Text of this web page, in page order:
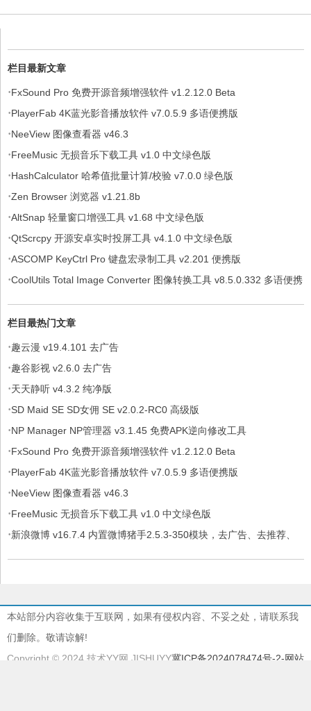
栏目最新文章
·FxSound Pro 免费开源音频增强软件 v1.2.12.0 Beta
·PlayerFab 4K蓝光影音播放软件 v7.0.5.9 多语便携版
·NeeView 图像查看器 v46.3
·FreeMusic 无损音乐下载工具 v1.0 中文绿色版
·HashCalculator 哈希值批量计算/校验 v7.0.0 绿色版
·Zen Browser 浏览器 v1.21.8b
·AltSnap 轻量窗口增强工具 v1.68 中文绿色版
·QtScrcpy 开源安卓实时投屏工具 v4.1.0 中文绿色版
·ASCOMP KeyCtrl Pro 键盘宏录制工具 v2.201 便携版
·CoolUtils Total Image Converter 图像转换工具 v8.5.0.332 多语便携
栏目最热门文章
·趣云漫 v19.4.101 去广告
·趣谷影视 v2.6.0 去广告
·天天静听 v4.3.2 纯净版
·SD Maid SE SD女佣 SE v2.0.2-RC0 高级版
·NP Manager NP管理器 v3.1.45 免费APK逆向修改工具
·FxSound Pro 免费开源音频增强软件 v1.2.12.0 Beta
·PlayerFab 4K蓝光影音播放软件 v7.0.5.9 多语便携版
·NeeView 图像查看器 v46.3
·FreeMusic 无损音乐下载工具 v1.0 中文绿色版
·新浪微博 v16.7.4 内置微博猪手2.5.3-350模块，去广告、去推荐、
本站部分内容收集于互联网，如果有侵权内容、不妥之处，请联系我
们删除。敬请谅解!
Copyright © 2024 技术YY网 JISHUYY冀ICP备2024078474号-2-网站